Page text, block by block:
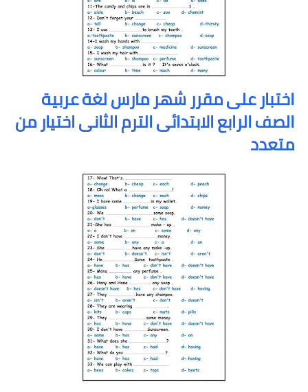
اختبار على مقرر شهر مارس لغة عربية
الصف الرابع الابتدائى الترم الثانى اختيار من
متعدد